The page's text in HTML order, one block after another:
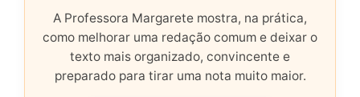
A Professora Margarete mostra, na prática,
como melhorar uma redação comum e deixar o
texto mais organizado, convincente e
preparado para tirar uma nota muito maior.